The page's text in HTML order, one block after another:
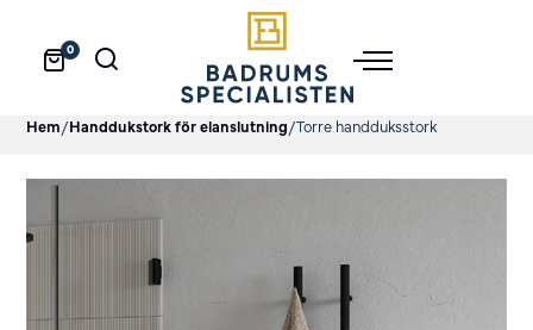
0
Hem/Handdukstork för elanslutning/Torre handduksstork